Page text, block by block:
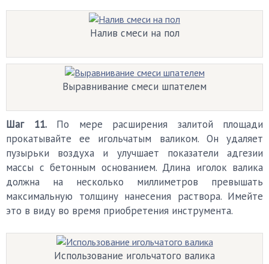
Налив смеси на пол
Выравнивание смеси шпателем
Шаг 11.По мере расширения залитой площади
прокатывайте ее игольчатым валиком. Он удаляет
пузырьки воздуха и улучшает показатели адгезии
массы с бетонным основанием. Длина иголок валика
должна на несколько миллиметров превышать
максимальную толщину нанесения раствора. Имейте
это в виду во время приобретения инструмента.
Использование игольчатого валика